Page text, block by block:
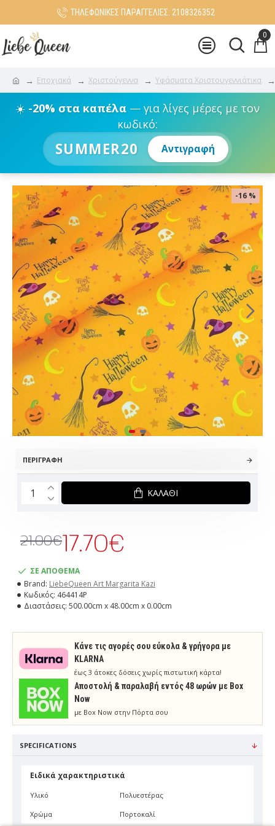
ΤΗΛΕΦΩΝΙΚΕΣ ΠΑΡΑΓΓΕΛΙΕΣ: 2108326352
0
Εποχιακά Χριστούγεννα Υφάσματα Χριστουγεννιάτικα
☀️ -20% στα καπέλα— για λίγες μέρες με τον
κωδικό:
SUMMER20 Αντιγραφή
-16 %
ΠΕΡΙΓΡΑΦΉ
ΣΕ ΑΠΟΘΕΜΑ
Brand: LiebeQueen Art Margarita Kazi
Κωδικός: 464414P
Διαστάσεις: 500.00cm x 48.00cm x 0.00cm
17.70€
21.00€
ΚΑΛΆΘΙ
Κάνε τις αγορές σου εύκολα & γρήγορα με
KLARNA
έως 3 άτοκες δόσεις χωρίς πιστωτική κάρτα!
Aποστολή & παραλαβή εντός 48 ωρών με Box
Now
με Box Now στην Πόρτα σου
SPECIFICATIONS
Ειδικά χαρακτηριστικά
Υλικό Πολυεστέρας
Χρώμα Πορτοκαλί